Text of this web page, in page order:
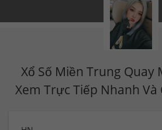
Xổ Số Miền Trung Quay
Xem Trực Tiếp Nhanh Và